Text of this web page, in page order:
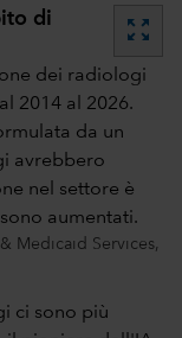
di
zoom_out_map
Medicaid Services,
ci sono più